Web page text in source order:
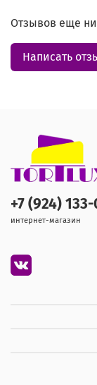
Отзывов еще
Написать
+7 (924)
интернет-магазин